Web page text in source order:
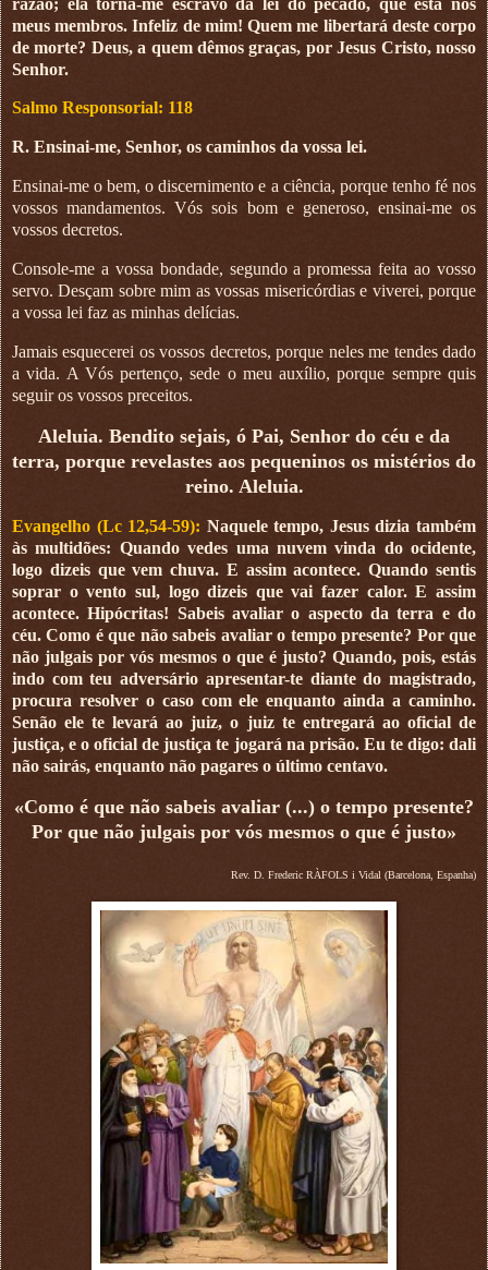
meus membros. Infeliz de mim! Quem me libertará deste corpo
de morte? Deus, a quem dêmos graças, por Jesus Cristo, nosso
Senhor.
Salmo Responsorial: 118
R. Ensinai-me, Senhor, os caminhos da vossa lei.
Ensinai-me o bem, o discernimento e a ciência, porque tenho fé nos
vossos mandamentos. Vós sois bom e generoso, ensinai-me os
vossos decretos.
Console-me a vossa bondade, segundo a promessa feita ao vosso
servo. Desçam sobre mim as vossas misericórdias e viverei, porque
a vossa lei faz as minhas delícias.
Jamais esquecerei os vossos decretos, porque neles me tendes dado
a vida. A Vós pertenço, sede o meu auxílio, porque sempre quis
seguir os vossos preceitos.
Aleluia. Bendito sejais, ó Pai, Senhor do céu e da
terra, porque revelastes aos pequeninos os mistérios do
reino. Aleluia.
Evangelho (Lc 12,54-59): Naquele tempo, Jesus dizia também
às multidões: Quando vedes uma nuvem vinda do ocidente,
logo dizeis que vem chuva. E assim acontece. Quando sentis
soprar o vento sul, logo dizeis que vai fazer calor. E assim
acontece. Hipócritas! Sabeis avaliar o aspecto da terra e do
céu. Como é que não sabeis avaliar o tempo presente? Por que
não julgais por vós mesmos o que é justo? Quando, pois, estás
indo com teu adversário apresentar-te diante do magistrado,
procura resolver o caso com ele enquanto ainda a caminho.
Senão ele te levará ao juiz, o juiz te entregará ao oficial de
justiça, e o oficial de justiça te jogará na prisão. Eu te digo: dali
não sairás, enquanto não pagares o último centavo.
«Como é que não sabeis avaliar (...) o tempo presente?
Por que não julgais por vós mesmos o que é justo»
Rev. D. Frederic RÀFOLS i Vidal (Barcelona, Espanha)